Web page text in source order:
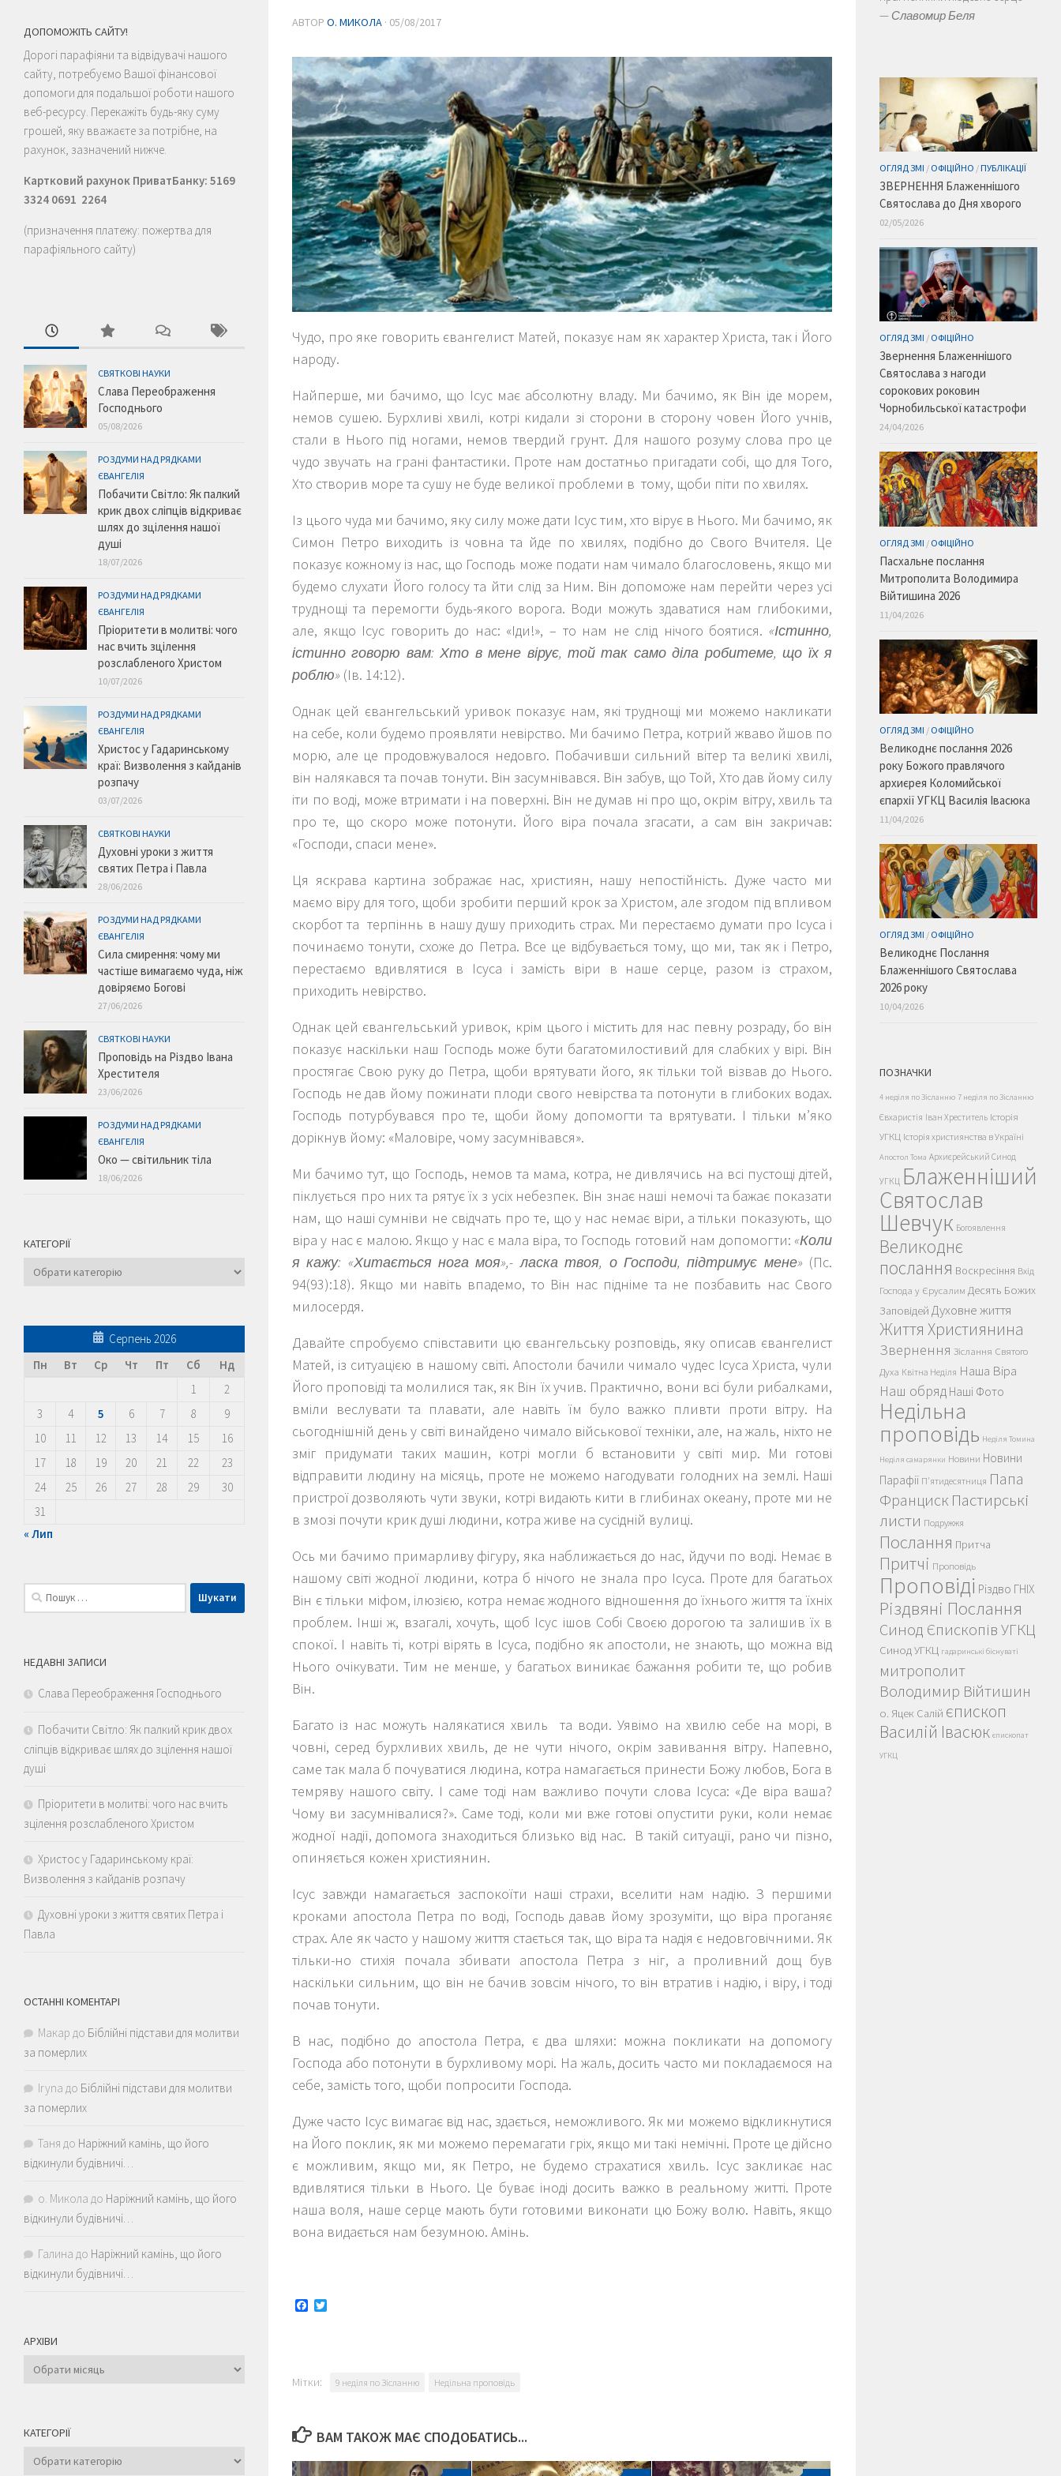
АВТОР О. МИКОЛА · 05/08/2017
Чудо, про яке говорить євангелист Матей, показує нам як характер Христа, так і Його
народу.
Найперше, ми бачимо, що Ісус має абсолютну владу. Ми бачимо, як Він іде морем,
немов сушею. Бурхливі хвилі, котрі кидали зі сторони в сторону човен Його учнів,
стали в Нього під ногами, немов твердий грунт. Для нашого розуму слова про це
чудо звучать на грані фантастики. Проте нам достатньо пригадати собі, що для Того,
Хто створив море та сушу не буде великої проблеми в тому, щоби піти по хвилях.
Із цього чуда ми бачимо, яку силу може дати Ісус тим, хто вірує в Нього. Ми бачимо, як
Симон Петро виходить із човна та йде по хвилях, подібно до Свого Вчителя. Це
показує кожному із нас, що Господь може подати нам чимало благословень, якщо ми
будемо слухати Його голосу та йти слід за Ним. Він допоможе нам перейти через усі
труднощі та перемогти будь-якого ворога. Води можуть здаватися нам глибокими,
але, якщо Ісус говорить до нас: «Іди!», – то нам не слід нічого боятися. «Істинно,
істинно говорю вам: Хто в мене вірує, той так само діла робитеме, що їх я
роблю» (Ів. 14:12).
Однак цей євангельський уривок показує нам, які труднощі ми можемо накликати
на себе, коли будемо проявляти невірство. Ми бачимо Петра, котрий жваво йшов по
морю, але це продовжувалося недовго. Побачивши сильний вітер та великі хвилі,
він налякався та почав тонути. Він засумнівався. Він забув, що Той, Хто дав йому силу
іти по воді, може втримати і на поверхні. Він не думав ні про що, окрім вітру, хвиль та
про те, що скоро може потонути. Його віра почала згасати, а сам він закричав:
«Господи, спаси мене».
Ця яскрава картина зображає нас, християн, нашу непостійність. Дуже часто ми
маємо віру для того, щоби зробити перший крок за Христом, але згодом під впливом
скорбот та терпіннь в нашу душу приходить страх. Ми перестаємо думати про Ісуса і
починаємо тонути, схоже до Петра. Все це відбувається тому, що ми, так як і Петро,
перестаємо вдивлятися в Ісуса і замість віри в наше серце, разом із страхом,
приходить невірство.
Однак цей євангельський уривок, крім цього і містить для нас певну розраду, бо він
показує наскільки наш Господь може бути багатомилостивий для слабких у вірі. Він
простягає Свою руку до Петра, щоби врятувати його, як тільки той візвав до Нього.
Господь не дав йому пожинати плоди свого невірства та потонути в глибоких водах.
Господь потурбувався про те, щоби йому допомогти та врятувати. І тільки м’яко
дорікнув йому: «Маловіре, чому засумнівався».
Ми бачимо тут, що Господь, немов та мама, котра, не дивлячись на всі пустощі дітей,
піклується про них та рятує їх з усіх небезпек. Він знає наші немочі та бажає показати
нам, що наші сумніви не свідчать про те, що у нас немає віри, а тільки показують, що
віра у нас є малою. Якщо у нас є мала віра, то Господь готовий нам допомогти: «Коли
я кажу: «Хитається нога моя»,- ласка твоя, о Господи, підтримує мене»(Пс.
94(93):18). Якщо ми навіть впадемо, то Він нас підніме та не позбавить нас Свого
милосердя.
Давайте спробуємо співставити цю євангельську розповідь, яку описав євангелист
Матей, із ситуацією в нашому світі. Апостоли бачили чимало чудес Ісуса Христа, чули
Його проповіді та молилися так, як Він їх учив. Практично, вони всі були рибалками,
вміли веслувати та плавати, але навіть їм було важко пливти проти вітру. На
сьогоднішній день у світі винайдено чимало військової техніки, але, на жаль, ніхто не
зміг придумати таких машин, котрі могли б встановити у світі мир. Ми готові
відправити людину на місяць, проте не можемо нагодувати голодних на землі. Наші
пристрої дозволяють чути звуки, котрі видають кити в глибинах океану, проте ми не
в змозі почути крик душі людини, котра живе на сусідній вулиці.
Ось ми бачимо примарливу фігуру, яка наближається до нас, йдучи по воді. Немає в
нашому світі жодної людини, котра б нічого не знала про Ісуса. Проте для багатьох
Він є тільки міфом, ілюзією, котра немає жодного відношення до їхнього життя та їхніх
проблем. Інші ж, взагалі, хочуть, щоб Ісус ішов Собі Своєю дорогою та залишив їх в
спокої. І навіть ті, котрі вірять в Ісуса, подібно як апостоли, не знають, що можна від
Нього очікувати. Тим не менше, у багатьох виникає бажання робити те, що робив
Він.
Багато із нас можуть налякатися хвиль та води. Уявімо на хвилю себе на морі, в
човні, серед бурхливих хвиль, де не чути нічого, окрім завивання вітру. Напевно,
саме так мала б почуватися людина, котра намагається принести Божу любов, Бога в
темряву нашого світу. І саме тоді нам важливо почути слова Ісуса: «Де віра ваша?
Чому ви засумнівалися?». Саме тоді, коли ми вже готові опустити руки, коли немає
жодної надії, допомога знаходиться близько від нас. В такій ситуації, рано чи пізно,
опиняється кожен християнин.
Ісус завжди намагається заспокоїти наші страхи, вселити нам надію. З першими
кроками апостола Петра по воді, Господь давав йому зрозуміти, що віра проганяє
страх. Але як часто у нашому життя стається так, що віра та надія є недовговічними. Як
тільки-но стихія почала збивати апостола Петра з ніг, а проливний дощ був
наскільки сильним, що він не бачив зовсім нічого, то він втратив і надію, і віру, і тоді
почав тонути.
В нас, подібно до апостола Петра, є два шляхи: можна покликати на допомогу
Господа або потонути в бурхливому морі. На жаль, досить часто ми покладаємося на
себе, замість того, щоби попросити Господа.
Дуже часто Ісус вимагає від нас, здається, неможливого. Як ми можемо відкликнутися
на Його поклик, як ми можемо перемагати гріх, якщо ми такі немічні. Проте це дійсно
є можливим, якщо ми, як Петро, не будемо страхатися хвиль. Ісус закликає нас
вдивлятися тільки в Нього. Це буває іноді досить важко в реальному житті. Проте
наша воля, наше серце мають бути готовими виконати цю Божу волю. Навіть, якщо
вона видається нам безумною. Амінь.
Facebook
Мітки: 9 неділя по Зісланню Недільна проповідь
ВАМ ТАКОЖ МАЄ СПОДОБАТИСЬ...
ДОПОМОЖІТЬ САЙТУ!
Дорогі парафіяни та відвідувачі нашого
сайту, потребуємо Вашої фінансової
допомоги для подальшої роботи нашого
веб-ресурсу. Перекажіть будь-яку суму
грошей, яку вважаєте за потрібне, на
рахунок, зазначений нижче.
Картковий рахунок ПриватБанку: 5169
3324 0691 2264
(призначення платежу: пожертва для
парафіяльного сайту)
СВЯТКОВІ НАУКИ
Слава Переображення
Господнього
05/08/2026
РОЗДУМИ НАД РЯДКАМИ
ЄВАНГЕЛІЯ
Побачити Світло: Як палкий
крик двох сліпців відкриває
шлях до зцілення нашої
душі
18/07/2026
РОЗДУМИ НАД РЯДКАМИ
ЄВАНГЕЛІЯ
Пріоритети в молитві: чого
нас вчить зцілення
розслабленого Христом
10/07/2026
РОЗДУМИ НАД РЯДКАМИ
ЄВАНГЕЛІЯ
Христос у Гадаринському
краї: Визволення з кайданів
розпачу
03/07/2026
СВЯТКОВІ НАУКИ
Духовні уроки з життя
святих Петра і Павла
28/06/2026
РОЗДУМИ НАД РЯДКАМИ
ЄВАНГЕЛІЯ
Сила смирення: чому ми
частіше вимагаємо чуда, ніж
довіряємо Богові
27/06/2026
СВЯТКОВІ НАУКИ
Проповідь на Різдво Івана
Хрестителя
23/06/2026
РОЗДУМИ НАД РЯДКАМИ
ЄВАНГЕЛІЯ
Око — світильник тіла
18/06/2026
КАТЕГОРІЇ
Категорії
Серпень 2026
Пн
Вт Ср Чт Пт Сб
Нд
1
2
3
4 5 6 7 8
9
10
11 12 13 14 15
16
17
18 19 20 21 22
23
24
25 26 27 28 29
30
31
« Лип
Пошук:
НЕДАВНІ ЗАПИСИ
Слава Переображення Господнього
Побачити Світло: Як палкий крик двох
сліпців відкриває шлях до зцілення нашої
душі
Пріоритети в молитві: чого нас вчить
зцілення розслабленого Христом
Христос у Гадаринському краї:
Визволення з кайданів розпачу
Духовні уроки з життя святих Петра і
Павла
ОСТАННІ КОМЕНТАРІ
Макар до Біблійні підстави для молитви
за померлих
Iryna до Біблійні підстави для молитви
за померлих
Таня до Наріжний камінь, що його
відкинули будівничі…
о. Микола до Наріжний камінь, що його
відкинули будівничі…
Галина до Наріжний камінь, що його
відкинули будівничі…
АРХІВИ
Архіви
КАТЕГОРІЇ
Категорії
— Славомир Беля
ОГЛЯД ЗМІ / ОФІЦІЙНО /ПУБЛІКАЦІЇ
ЗВЕРНЕННЯ Блаженнішого
Святослава до Дня хворого
02/05/2026
ОГЛЯД ЗМІ / ОФІЦІЙНО
Звернення Блаженнішого
Святослава з нагоди
сорокових роковин
Чорнобильської катастрофи
24/04/2026
ОГЛЯД ЗМІ / ОФІЦІЙНО
Пасхальне послання
Митрополита Володимира
Війтишина 2026
11/04/2026
ОГЛЯД ЗМІ / ОФІЦІЙНО
Великоднє послання 2026
року Божого правлячого
архиєрея Коломийської
єпархії УГКЦ Василія Івасюка
11/04/2026
ОГЛЯД ЗМІ / ОФІЦІЙНО
Великоднє Послання
Блаженнішого Святослава
2026 року
10/04/2026
ПОЗНАЧКИ
4 неділя по Зісланню 7 неділя по Зісланню
Євхаристія Іван Хреститель Історія
УГКЦ Історія християнства в Україні
Апостол Тома Архиєрейський Синод
УГКЦ Блаженніший
Святослав
Шевчук Богоявлення
Великоднє
послання Воскресіння Вхід
Господа у Єрусалим Десять Божих
Заповідей Духовне життя
Життя Християнина
Звернення Зіслання Святого
Духа Квітна Неділя Наша Віра
Наш обряд Наші Фото
Недільна
проповідь Неділя Томина
Неділя самарянки Новини Новини
Парафії П'ятидесятниця Папа
Франциск Пастирські
листи Подружжя
Послання Притча
Притчі Проповідь
Проповіді Різдво ГНІХ
Різдвяні Послання
Синод Єпископів УГКЦ
Синод УГКЦ гадаринські біснуваті
митрополит
Володимир Війтишин
о. Яцек Салій єпископ
Василій Івасюк єпископат
УГКЦ